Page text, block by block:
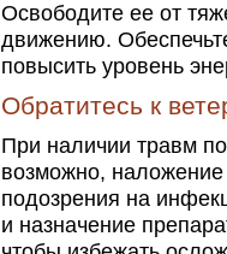
Освободите ее от
движению.
повысить уровень
Обратитесь к
При наличии травм
возможно,
подозрения на
и назначение